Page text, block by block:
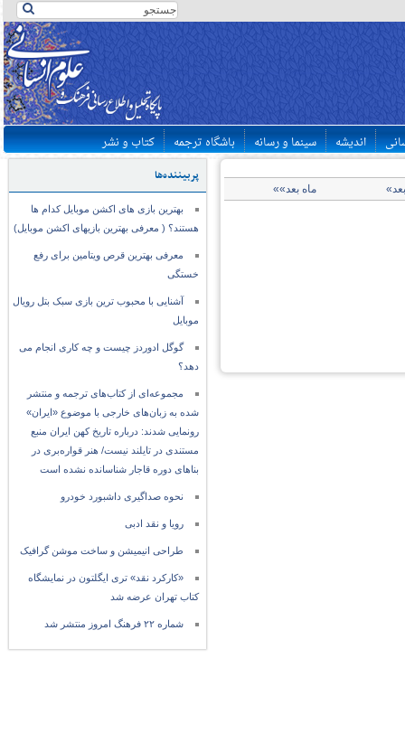
اندیشه سینما و رسانه باشگاه ترجمه کتاب و نشر
پربیننده‌ها
بهترین بازی های اکشن موبایل کدام ها
هستند؟ ( معرفی بهترین بازیهای اکشن موبایل)
معرفی بهترین قرص ویتامین برای رفع
خستگی
آشنایی با محبوب ترین بازی سبک بتل رویال
موبایل
گوگل ادوردز چیست و چه کاری انجام می
دهد؟
مجموعه‌ای از کتاب‌های ترجمه و منتشر
شده به زبان‌های خارجی با موضوع «ایران»
رونمایی شدند: درباره تاریخ کهن ایران منبع
مستندی در تایلند نیست/ هنر قواره‌بری در
بناهای دوره قاجار شناسانده نشده است
نحوه صداگیری داشبورد خودرو
رویا و نقد ادبی
طراحی انیمیشن و ساخت موشن گرافیک
«کارکرد نقد» تری ایگلتون در نمایشگاه
کتاب تهران عرضه شد
شماره ۲۲ فرهنگ امروز منتشر شد
ماه بعد»»